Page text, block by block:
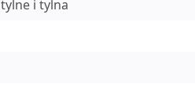
i tylna